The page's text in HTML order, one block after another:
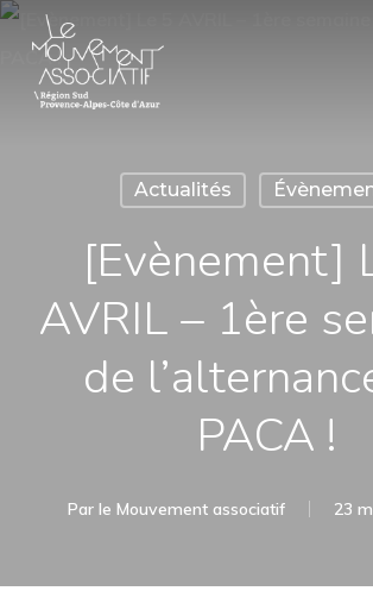
Skip
main
Actualités
[Evènement]
AVRIL – 1ère
de
PACA !
Par le Mouvement associatif 23
Panneau de gestion des cookies